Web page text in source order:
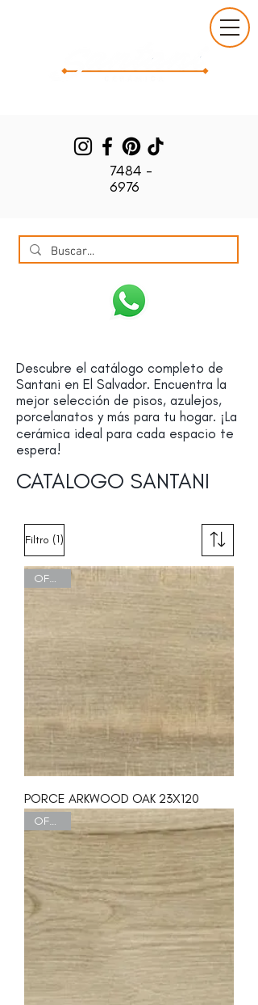
7484 -
6976
Descubre el catálogo completo de
Santani en El Salvador. Encuentra la
mejor selección de pisos, azulejos,
porcelanatos y más para tu hogar. ¡La
cerámica ideal para cada espacio te
espera!
CATALOGO SANTANI
Filtro (1)
OFERTA
PORCE ARKWOOD OAK 23X120
OFERTA